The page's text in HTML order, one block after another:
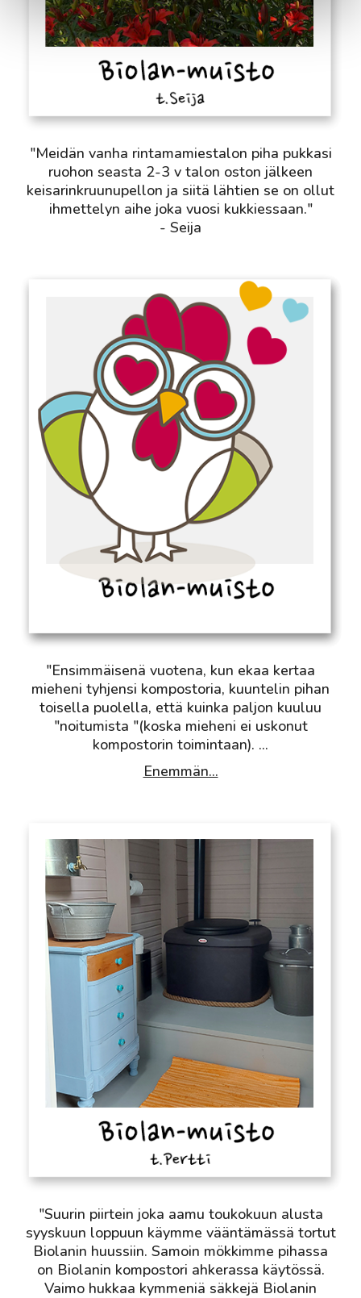
"Meidän vanha rintamamiestalon piha pukkasi
ruohon seasta 2-3 v talon oston jälkeen
keisarinkruunupellon ja siitä lähtien se on ollut
ihmettelyn aihe joka vuosi kukkiessaan."
- Seija
"Ensimmäisenä vuotena, kun ekaa kertaa
mieheni tyhjensi kompostoria, kuuntelin pihan
toisella puolella, että kuinka paljon kuuluu
"noitumista "(koska mieheni ei uskonut
kompostorin toimintaan). ...
Enemmän...
"Suurin piirtein joka aamu toukokuun alusta
syyskuun loppuun käymme vääntämässä tortut
Biolanin huussiin. Samoin mökkimme pihassa
on Biolanin kompostori ahkerassa käytössä.
Vaimo hukkaa kymmeniä säkkejä Biolanin